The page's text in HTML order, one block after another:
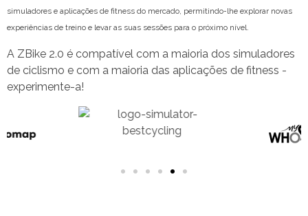
simuladores e aplicações de fitness do mercado, permitindo-lhe explorar novas
experiências de treino e levar as suas sessões para o próximo nível.
A ZBike 2.0 é compatível com a maioria dos simuladores
de ciclismo e com a maioria das aplicações de fitness -
experimente-a!